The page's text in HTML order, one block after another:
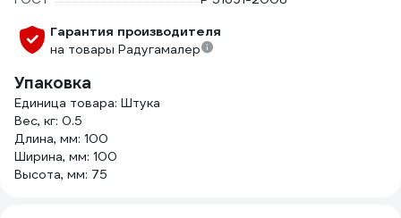
Гарантия производителя
на товары Радугамалер
Упаковка
Единица товара: Штука
Вес, кг: 0.5
Длина, мм: 100
Ширина, мм: 100
Высота, мм: 75